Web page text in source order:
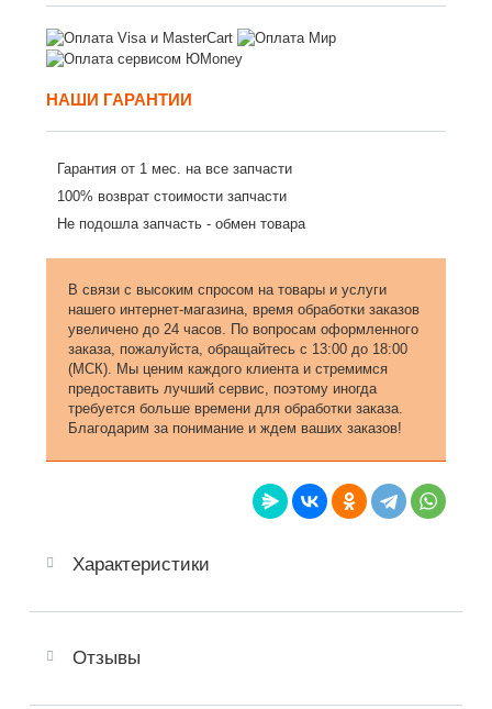
НАШИ ГАРАНТИИ
Гарантия от 1 мес. на все запчасти
100% возврат стоимости запчасти
Не подошла запчасть - обмен товара
В связи с высоким спросом на товары и услуги
нашего интернет-магазина, время обработки заказов
увеличено до 24 часов. По вопросам оформленного
заказа, пожалуйста, обращайтесь с 13:00 до 18:00
(МСК). Мы ценим каждого клиента и стремимся
предоставить лучший сервис, поэтому иногда
требуется больше времени для обработки заказа.
Благодарим за понимание и ждем ваших заказов!
Характеристики
Отзывы